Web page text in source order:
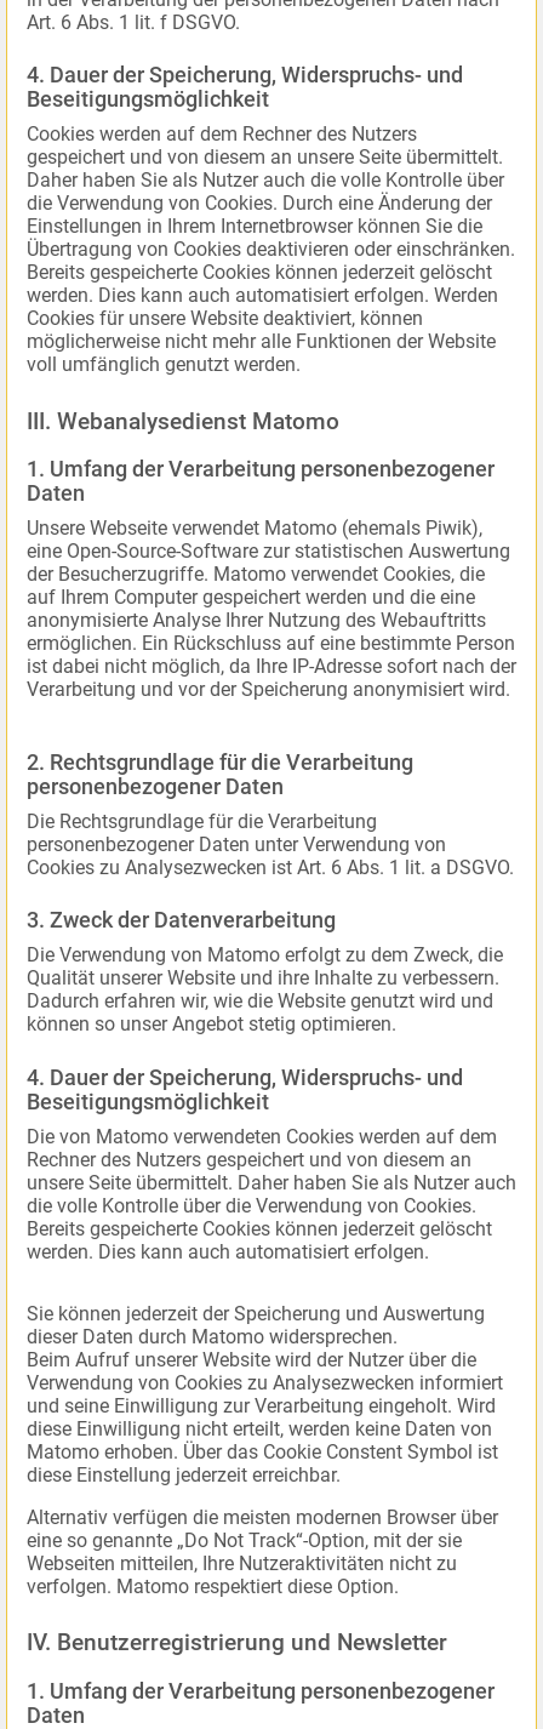
Art. 6 Abs. 1 lit. f DSGVO.
4. Dauer der Speicherung, Widerspruchs- und
Beseitigungsmöglichkeit
Cookies werden auf dem Rechner des Nutzers
gespeichert und von diesem an unsere Seite übermittelt.
Daher haben Sie als Nutzer auch die volle Kontrolle über
die Verwendung von Cookies. Durch eine Änderung der
Einstellungen in Ihrem Internetbrowser können Sie die
Übertragung von Cookies deaktivieren oder einschränken.
Bereits gespeicherte Cookies können jederzeit gelöscht
werden. Dies kann auch automatisiert erfolgen. Werden
Cookies für unsere Website deaktiviert, können
möglicherweise nicht mehr alle Funktionen der Website
voll umfänglich genutzt werden.
III. Webanalysedienst Matomo
1. Umfang der Verarbeitung personenbezogener
Daten
Unsere Webseite verwendet Matomo (ehemals Piwik),
eine Open-Source-Software zur statistischen Auswertung
der Besucherzugriffe. Matomo verwendet Cookies, die
auf Ihrem Computer gespeichert werden und die eine
anonymisierte Analyse Ihrer Nutzung des Webauftritts
ermöglichen. Ein Rückschluss auf eine bestimmte Person
ist dabei nicht möglich, da Ihre IP-Adresse sofort nach der
Verarbeitung und vor der Speicherung anonymisiert wird.
2. Rechtsgrundlage für die Verarbeitung
personenbezogener Daten
Die Rechtsgrundlage für die Verarbeitung
personenbezogener Daten unter Verwendung von
Cookies zu Analysezwecken ist Art. 6 Abs. 1 lit. a DSGVO.
3. Zweck der Datenverarbeitung
Die Verwendung von Matomo erfolgt zu dem Zweck, die
Qualität unserer Website und ihre Inhalte zu verbessern.
Dadurch erfahren wir, wie die Website genutzt wird und
können so unser Angebot stetig optimieren.
4. Dauer der Speicherung, Widerspruchs- und
Beseitigungsmöglichkeit
Die von Matomo verwendeten Cookies werden auf dem
Rechner des Nutzers gespeichert und von diesem an
unsere Seite übermittelt. Daher haben Sie als Nutzer auch
die volle Kontrolle über die Verwendung von Cookies.
Bereits gespeicherte Cookies können jederzeit gelöscht
werden. Dies kann auch automatisiert erfolgen.
Sie können jederzeit der Speicherung und Auswertung
dieser Daten durch Matomo widersprechen.
Beim Aufruf unserer Website wird der Nutzer über die
Verwendung von Cookies zu Analysezwecken informiert
und seine Einwilligung zur Verarbeitung eingeholt. Wird
diese Einwilligung nicht erteilt, werden keine Daten von
Matomo erhoben. Über das Cookie Constent Symbol ist
diese Einstellung jederzeit erreichbar.
Alternativ verfügen die meisten modernen Browser über
eine so genannte „Do Not Track“-Option, mit der sie
Webseiten mitteilen, Ihre Nutzeraktivitäten nicht zu
verfolgen. Matomo respektiert diese Option.
IV. Benutzerregistrierung und Newsletter
1. Umfang der Verarbeitung personenbezogener
Daten